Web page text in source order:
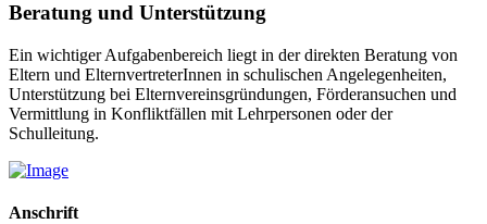
Beratung und Unterstützung
Ein wichtiger Aufgabenbereich liegt in der direkten Beratung von
Eltern und ElternvertreterInnen in schulischen Angelegenheiten,
Unterstützung bei Elternvereinsgründungen, Förderansuchen und
Vermittlung in Konfliktfällen mit Lehrpersonen oder der
Schulleitung.
Anschrift